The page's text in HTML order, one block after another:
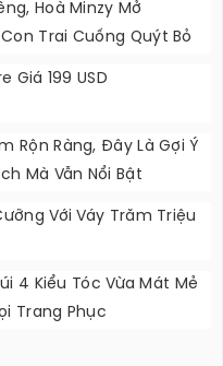
Hoà Minzy Mở
Trai Cuống Quýt Bỏ
Giá 199 USD
Rộn Ràng, Đây Là Gợi Ý
Mà Vẫn Nổi Bật
Với Váy Trăm Triệu
4 Kiểu Tóc Vừa Mát Mẻ
Trang Phục